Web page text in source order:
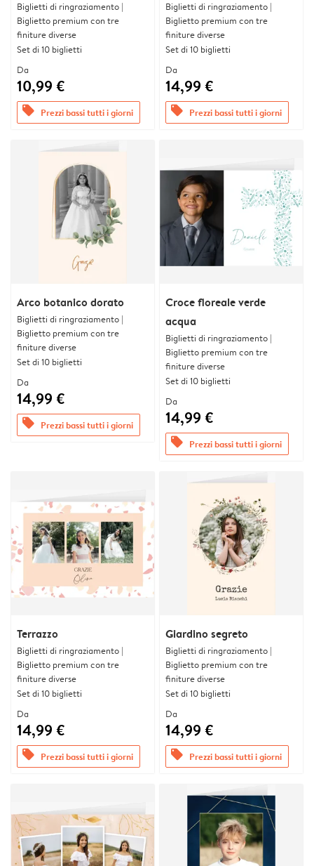
Biglietti di ringraziamento |
Biglietto premium con tre
finiture diverse
Set di 10 biglietti
Da
10,99 €
offers Prezzi bassi tutti i giorni
Biglietti di ringraziamento |
Biglietto premium con tre
finiture diverse
Set di 10 biglietti
Da
14,99 €
offers Prezzi bassi tutti i giorni
Arco botanico dorato
Biglietti di ringraziamento |
Biglietto premium con tre
finiture diverse
Set di 10 biglietti
Da
14,99 €
offers Prezzi bassi tutti i giorni
Croce floreale verde
acqua
Biglietti di ringraziamento |
Biglietto premium con tre
finiture diverse
Set di 10 biglietti
Da
14,99 €
offers Prezzi bassi tutti i giorni
Terrazzo
Biglietti di ringraziamento |
Biglietto premium con tre
finiture diverse
Set di 10 biglietti
Da
14,99 €
offers Prezzi bassi tutti i giorni
Giardino segreto
Biglietti di ringraziamento |
Biglietto premium con tre
finiture diverse
Set di 10 biglietti
Da
14,99 €
offers Prezzi bassi tutti i giorni